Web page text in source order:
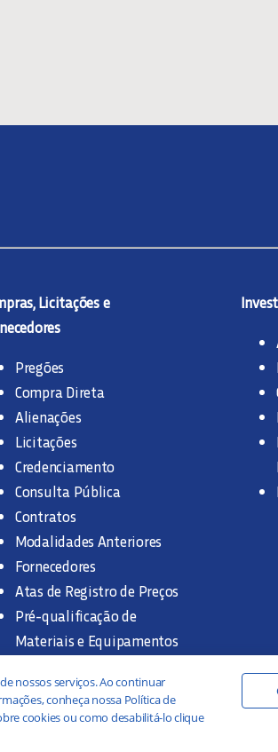
Licitações e
Pregões
Compra Direta
Alienações
Licitações
Credenciamento
Consulta Pública
Contratos
Modalidades Anteriores
Fornecedores
Atas de Registro de Preços
Pré-qualificação de
Materiais e Equipamentos
Documentação Interna
nossos serviços. Ao continuar
conheça nossa Política de
cookies ou como desabilitá-lo clique